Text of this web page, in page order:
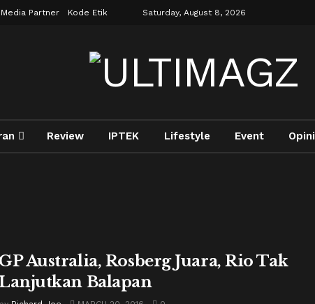
Partner Kode Etik Saturday, August 8, 2026
Review IPTEK Lifestyle Event Opini
GP Australia, Rosberg Juara, Rio Tak
Balapan